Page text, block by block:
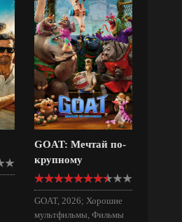
GOAT: Мечтай по-
крупному
GOAT, 2026; Хорошие
мультфильмы, Фильмы